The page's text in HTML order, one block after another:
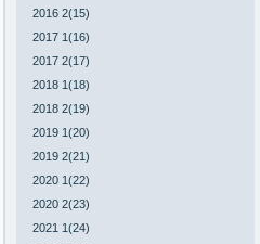
2016 2(15)
2017 1(16)
2017 2(17)
2018 1(18)
2018 2(19)
2019 1(20)
2019 2(21)
2020 1(22)
2020 2(23)
2021 1(24)